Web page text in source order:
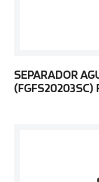
SEPARADOR
(FGFS20203SC)